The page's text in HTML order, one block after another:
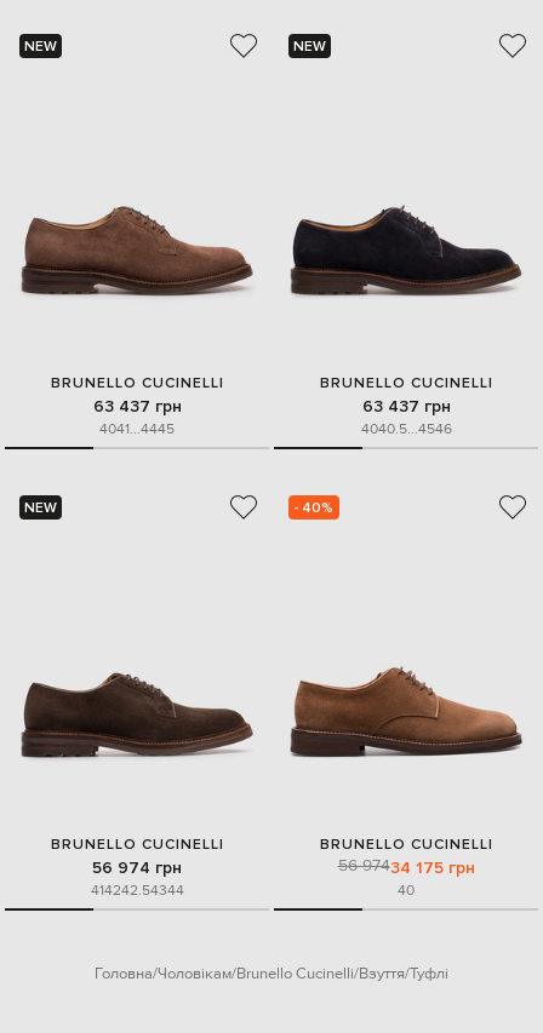
NEW
BRUNELLO CUCINELLI
63 437 грн
4041...4445
NEW
BRUNELLO CUCINELLI
63 437 грн
4040.5...4546
NEW
BRUNELLO CUCINELLI
56 974 грн
414242.54344
- 40%
BRUNELLO CUCINELLI
56 97434 175 грн
40
Головна Чоловікам Brunello Cucinelli Взуття Туфлі